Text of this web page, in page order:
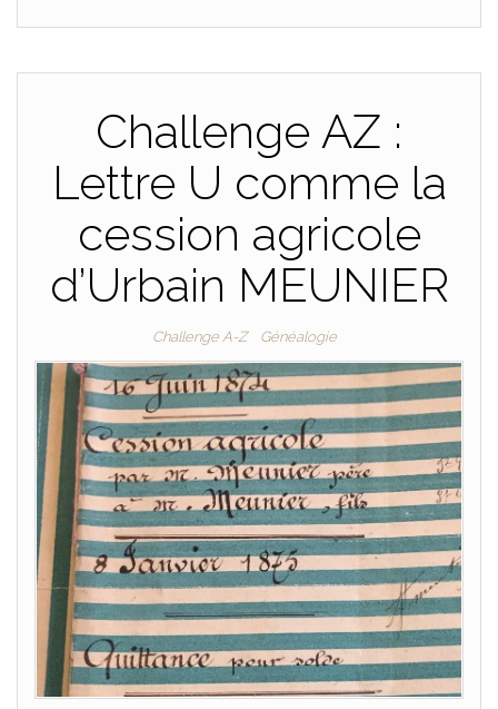
Challenge AZ :
Lettre U comme la
cession agricole
d’Urbain MEUNIER
Challenge A-Z Généalogie